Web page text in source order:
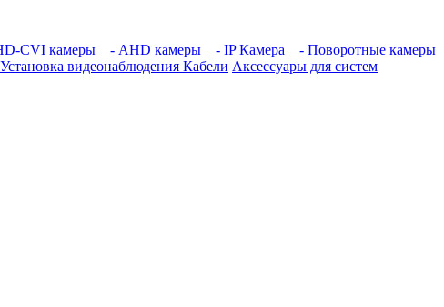
CVI камеры - AHD камеры - IP Камера
- Поворотные камеры
Установка видеонаблюдения Кабели Аксессуары для систем